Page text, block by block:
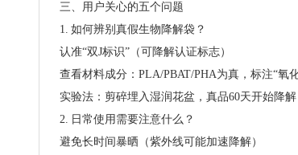
三、用户关心的五个问题
1. 如何辨别真假生物降解袋？
认准“双J标识”（可降解认证标志）
查看材料成分：PLA/PBAT/PHA为真，标注“氧
实验法：剪碎埋入湿润花盆，真品60天开始降解
2. 日常使用需要注意什么？
避免长时间暴晒（紫外线可能加速降解）